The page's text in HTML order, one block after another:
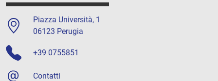
Piazza Università, 1
06123 Perugia
+39 0755851
Contatti